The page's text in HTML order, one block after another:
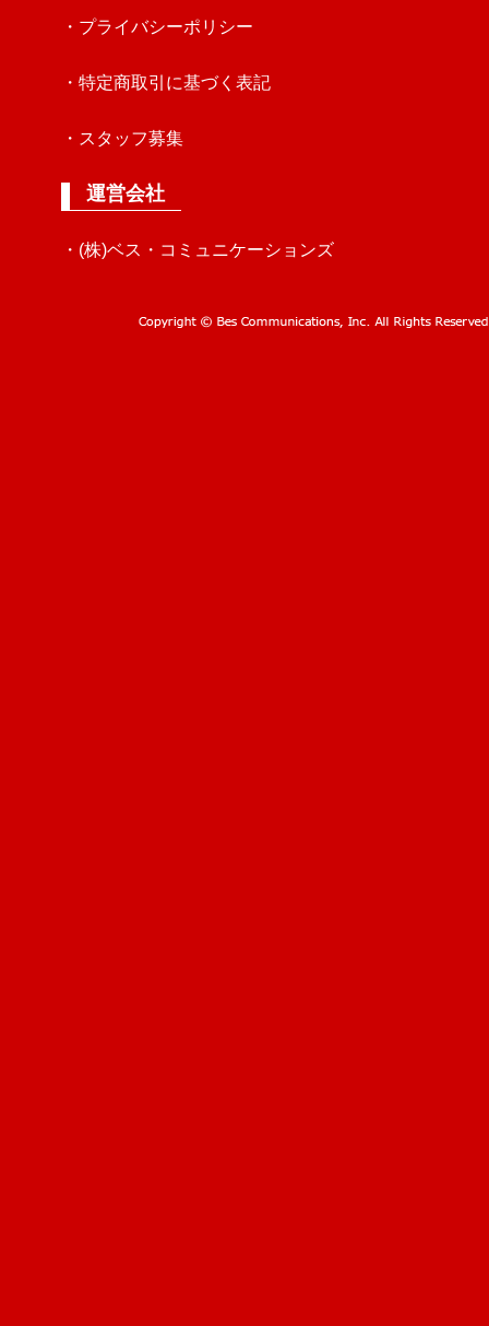
・プライバシーポリシー
・特定商取引に基づく表記
・スタッフ募集
運営会社
・(株)ベス・コミュニケーションズ